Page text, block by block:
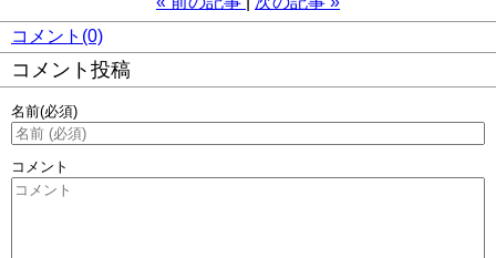
コメント(0)
コメント投稿
名前(必須)
コメント